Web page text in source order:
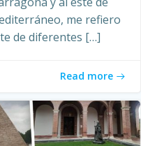
me refiero
de diferentes […]
Read more